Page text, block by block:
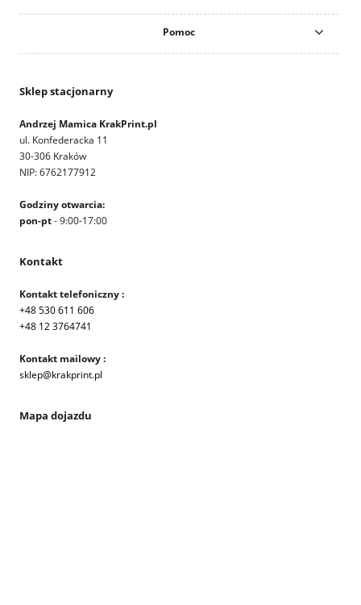
Pomoc
Sklep stacjonarny
Andrzej Mamica KrakPrint.pl
ul. Konfederacka 11
30-306 Kraków
NIP: 6762177912
Godziny otwarcia:
pon-pt- 9:00-17:00
Kontakt
Kontakt telefoniczny :
+48 530 611 606
+48 12 3764741
Kontakt mailowy :
sklep@krakprint.pl
Mapa dojazdu